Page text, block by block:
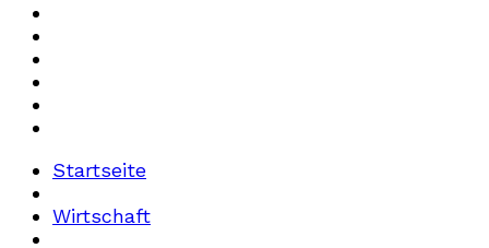
Startseite
Wirtschaft